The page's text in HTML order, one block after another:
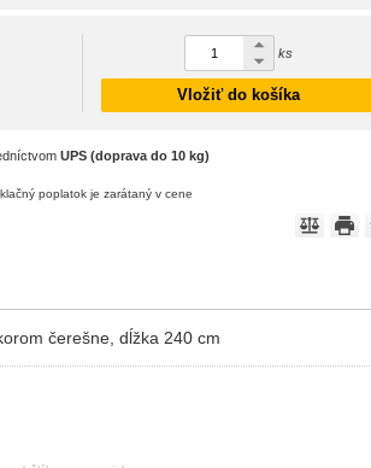
ks
Vložiť do košíka
UPS (doprava do 10 kg)
poplatok je zarátaný v cene
čerešne, dĺžka 240 cm